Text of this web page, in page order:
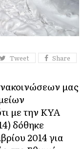
Tweet Share
μας
με την ΚΥΑ
δόθηκε
2014 για